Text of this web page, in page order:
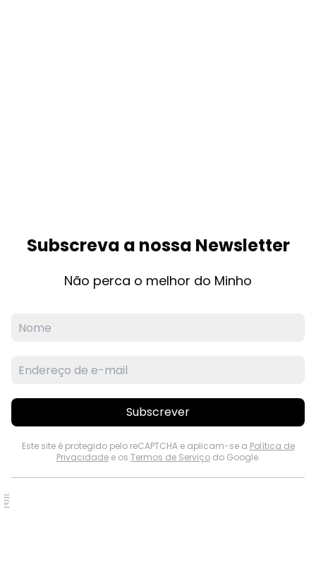
Subscreva a nossa Newsletter
Não perca o melhor do Minho
Subscrever
Este site é protegido pelo reCAPTCHA e aplicam-se a Política de
Privacidadee os Termos de Serviçodo Google.
PUB.